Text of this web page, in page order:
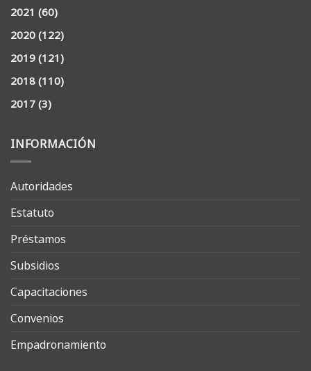
2021 (60)
2020(122)
2019(121)
2018(110)
2017(3)
INFORMACIÓN
Autoridades
Estatuto
Préstamos
Subsidios
Capacitaciones
Convenios
Empadronamiento